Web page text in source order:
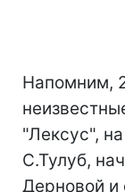
Напомним,
"Лексус",
С.Тулуб,
Дерновой и